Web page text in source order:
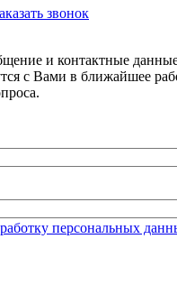
звонок
и контактные
с Вами в ближайшее
персональных